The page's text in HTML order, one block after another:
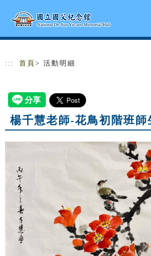
::: 首頁 > 活動明細
楊千慧老師-花鳥初階班師